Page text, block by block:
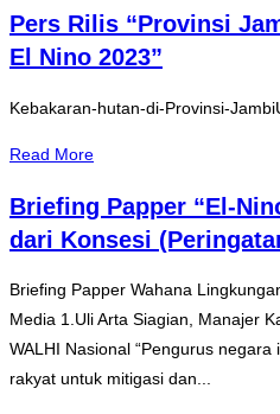
Pers Rilis “Provinsi
El Nino 2023”
Kebakaran-hutan-di-Provinsi-
Read More
Briefing Papper “El-
dari Konsesi
Briefing Papper Wahana
Media 1.Uli Arta Siagian, Manajer
WALHI Nasional “Pengurus
rakyat untuk mitigasi dan...